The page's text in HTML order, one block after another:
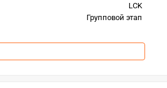
LCK
Групповой этап